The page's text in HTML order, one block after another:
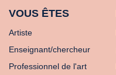
VOUS ÊTES
Artiste
Enseignant/chercheur
Professionnel de l'art